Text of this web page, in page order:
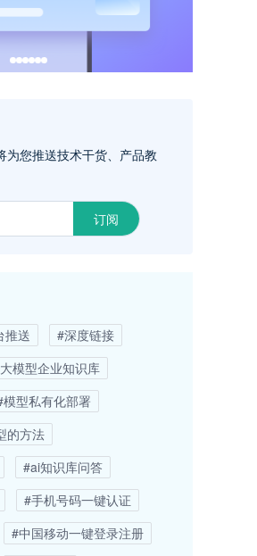
为您推送技术干货、产品教
订阅
推送
#深度链接
模型企业知识库
模型私有化部署
的方法
#ai知识库问答
#手机号码一键认证
#中国移动一键登录注册